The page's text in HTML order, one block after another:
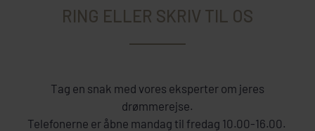
RING ELLER SKRIV TIL OS
Tag en snak med vores eksperter om jeres
drømmerejse.
Telefonerne er åbne mandag til fredag 10.00-16.00.